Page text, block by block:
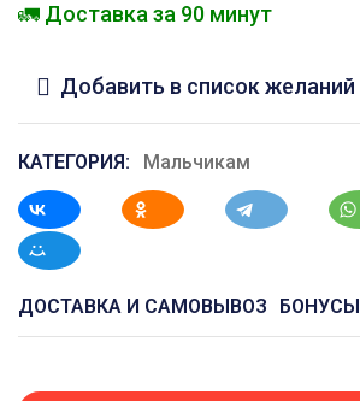
🚛 Доставка за 90 минут
Добавить в список желаний
КАТЕГОРИЯ: Мальчикам
ДОСТАВКА И САМОВЫВОЗ БОНУСЫ